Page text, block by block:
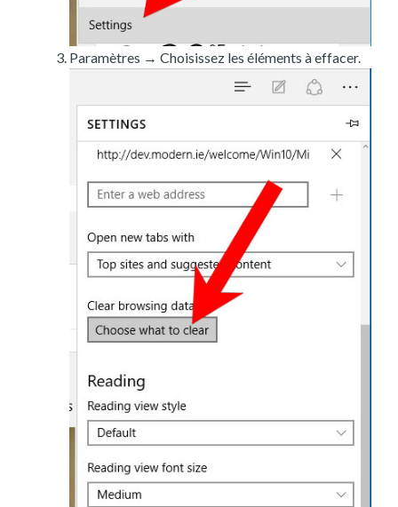
Paramètres → Choisissez les éléments à effacer.